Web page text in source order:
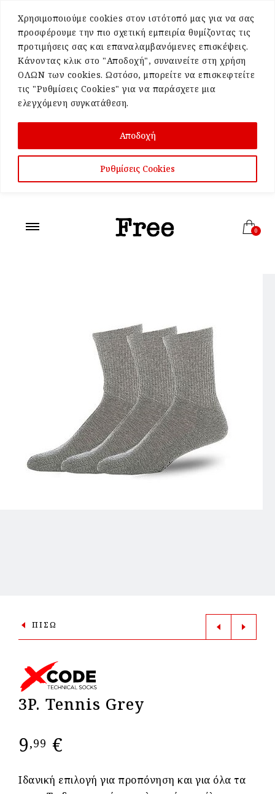
Χρησιμοποιούμε cookies στον ιστότοπό μας για να σας
προσφέρουμε την πιο σχετική εμπειρία θυμίζοντας τις
προτιμήσεις σας και επαναλαμβανόμενες επισκέψεις.
Κάνοντας κλικ στο "Αποδοχή", συναινείτε στη χρήση
ΟΛΩΝ των cookies. Ωστόσο, μπορείτε να επισκεφτείτε
τις "Ρυθμίσεις Cookies" για να παράσχετε μια
ελεγχόμενη συγκατάθεση.
Ρυθμίσεις Cookies
Αποδοχή
0
ΠΙΣΩ
3P. Tennis Grey
9,99 €
Ιδανική επιλογή για προπόνηση και για όλα τα